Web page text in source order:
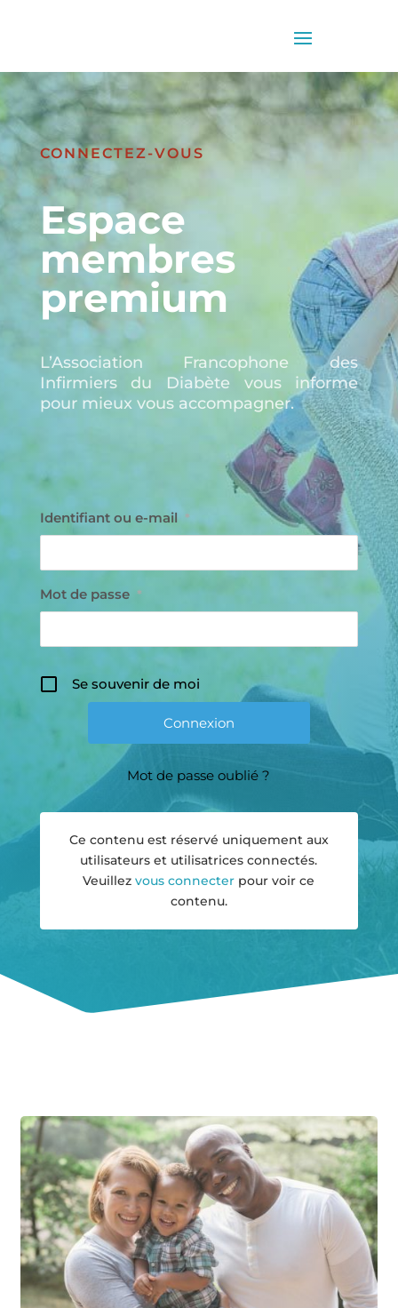
CONNECTEZ-VOUS
Espace
membres
premium
L’Association Francophone des
Infirmiers du Diabète vous informe
pour mieux vous accompagner.
Identifiant ou e-mail *
Mot de passe *
Se souvenir de moi
Mot de passe oublié ?
Ce contenu est réservé uniquement aux
utilisateurs et utilisatrices connectés.
Veuillezvous connecter pour voir ce
contenu.